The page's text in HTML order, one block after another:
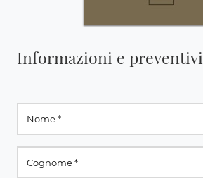
Informazioni e preventivi